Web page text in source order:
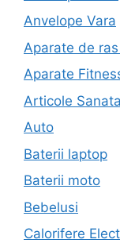
Anvelope Vara
Aparate de
Aparate
Articole
Auto
Baterii laptop
Baterii moto
Bebelusi
Calorifere